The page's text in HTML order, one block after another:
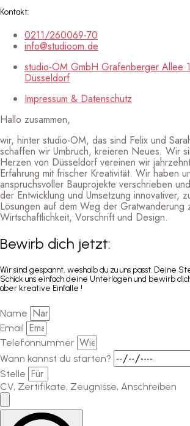
Kontakt:
0211/260069-70
info@studioom.de
studio-OM GmbH Grafenberger Allee
Düsseldorf
Impressum & Datenschutz
Hallo zusammen,
wir, hinter studio-OM, das sind Felix und
schaffen wir Umbruch, kreieren Neues. Wir
Herzen von Düsseldorf vereinen wir
Erfahrung mit frischer Kreativität. Wir haben
anspruchsvoller Bauprojekte verschrieben
der Entwicklung und Umsetzung innovativer,
Lösungen auf dem Weg der Gratwanderung
Wirtschaftlichkeit, Vorschrift und Design.
Bewirb dich jetzt:
Wir sind gespannt, weshalb du zu uns passt. Deine
Schick uns einfach deine Unterlagen und bewirb
über kreative Einfälle !
Name
Email
Telefonnummer
Wann kannst du starten?
Stelle
CV, Zertifikate, Zeugnisse, Anschreiben